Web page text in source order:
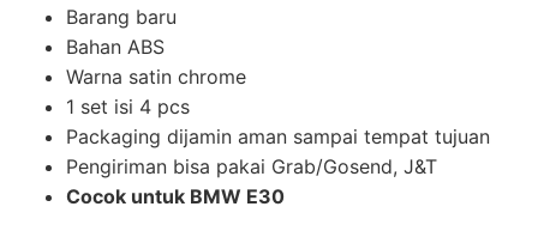
Barang baru
Bahan ABS
Warna satin chrome
1 set isi 4 pcs
Packaging dijamin aman sampai tempat tujuan
Pengiriman bisa pakai Grab/Gosend, J&T
Cocok untuk BMW E30